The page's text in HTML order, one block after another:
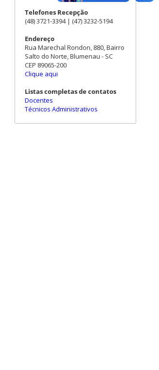
Telefones Recepção
(48) 3721-3394 | (47) 3232-5194
Endereço
Rua Marechal Rondon, 880, Bairro
Salto do Norte, Blumenau - SC
CEP 89065-200
Clique aqui
Listas completas de contatos
Docentes
Técnicos Administrativos